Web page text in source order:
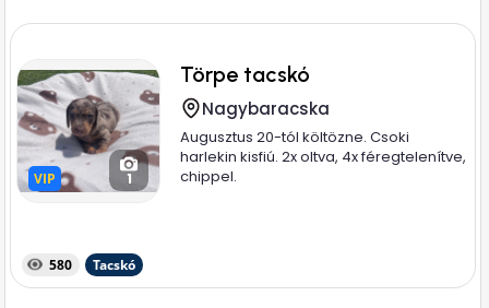
VIP
VIP 1
Törpe tacskó
Nagybaracska
Augusztus 20-tól költözne. Csoki
harlekin kisfiú. 2x oltva, 4x féregtelenítve,
chippel.
580 Tacskó